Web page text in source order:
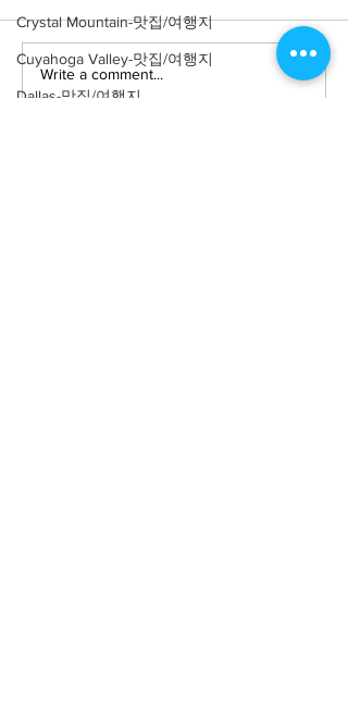
Crystal Mountain-맛집/여행지
Cuyahoga Valley-맛집/여행지
Dallas-맛집/여행지
[여행지/오하이오 Forest/자
연] Kellogg Farm
Write a comment...